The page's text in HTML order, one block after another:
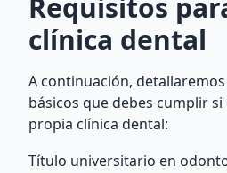
Requisitos
clínica dental
A continuación,
básicos que debes cumplir
propia clínica dental:
Título universitario en